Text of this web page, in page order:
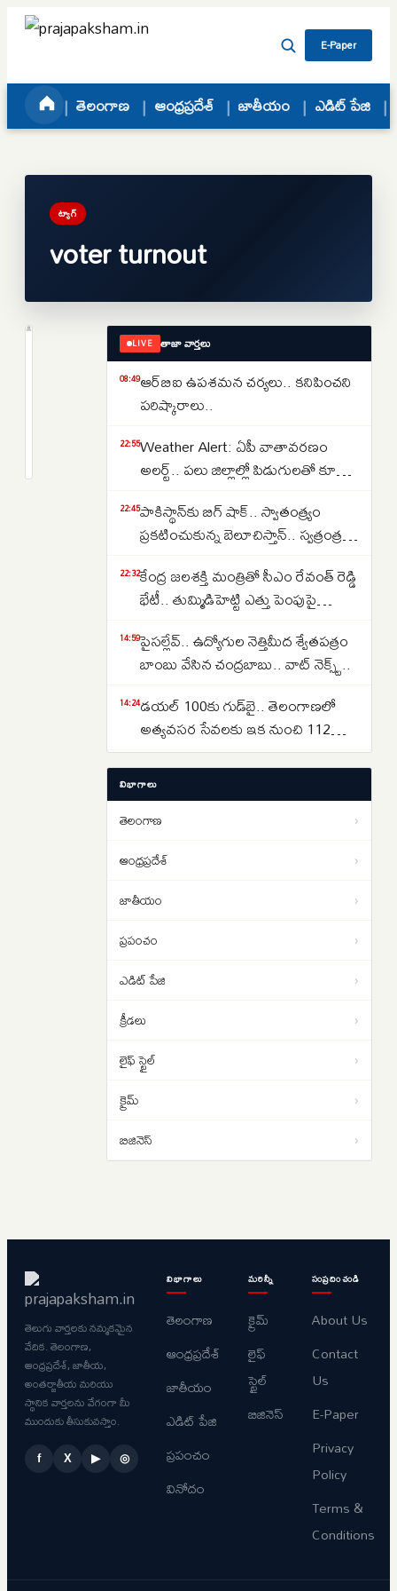
Skip to content
E-Paper
తెలంగాణ ఆంధ్రప్రదేశ్ జాతీయం ఎడిట్ పేజి
ట్యాగ్
voter turnout
LIVE తాజా వార్తలు
08:49ఆర్‌బిఐ ఉపశమన చర్యలు.. కనిపించని
పరిష్కారాలు..
22:55Weather Alert: ఏపీ వాతావరణం
అలర్ట్.. పలు జిల్లాల్లో పిడుగులతో కూడిన
హెచ్చరిక..
22:45పాకిస్థాన్‌కు బిగ్ షాక్.. స్వాతంత్య్రం
ప్రకటించుకున్న బెలూచిస్తాన్.. స్వత్రంత్ర
22:32కేంద్ర జలశక్తి మంత్రితో సీఎం రేవంత్ రెడ్డి
భేటీ.. తుమ్మిడిహెట్టి ఎత్తు పెంపుపై
14:59పైసల్లేవ్.. ఉద్యోగుల నెత్తిమీద శ్వేతపత్రం
బాంబు వేసిన చంద్రబాబు.. వాట్ నెక్స్ట్..
14:24డయల్ 100కు గుడ్‌బై.. తెలంగాణలో
అత్యవసర సేవలకు ఇక నుంచి 112
మాత్రమే
14:0120 నిమిషాల్లో ఏడు పేలుళ్లు.. దుబాయ్
జెబెల్ అలీలో వరుస పేలుళ్లు.. యెమెన్
క్షిపణి దాడి అనుమానాలు!
Hyderabad Horror: ఐడీ ప్రూఫ్ అడిగిన
హోటల్ సిబ్బందిపై కర్రలతో దాడి..
విభాగాలు
తెలంగాణ ›
ఆంధ్రప్రదేశ్ ›
జాతీయం ›
ప్రపంచం ›
ఎడిట్ పేజి ›
క్రీడలు ›
లైఫ్ స్టైల్ ›
క్రైమ్ ›
బిజినెస్ ›
తెలుగు వార్తలకు నమ్మకమైన
వేదిక. తెలంగాణ,
ఆంధ్రప్రదేశ్, జాతీయ,
అంతర్జాతీయ మరియు
స్థానిక వార్తలను వేగంగా మీ
ముందుకు తీసుకువస్తాం.
f X ▶ ◎
విభాగాలు
తెలంగాణ
ఆంధ్రప్రదేశ్
జాతీయం
ఎడిట్ పేజి
ప్రపంచం
వినోదం
మరిన్నీ
క్రైమ్
లైఫ్
స్టైల్
బిజినెస్
సంప్రదించండి
About Us
Contact
Us
E-Paper
Privacy
Policy
Terms &
Conditions